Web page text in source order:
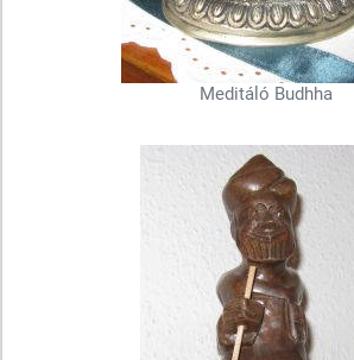
Meditáló Budhha